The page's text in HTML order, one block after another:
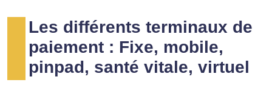
Les différents terminaux de
paiement : Fixe, mobile,
pinpad, santé vitale, virtuel